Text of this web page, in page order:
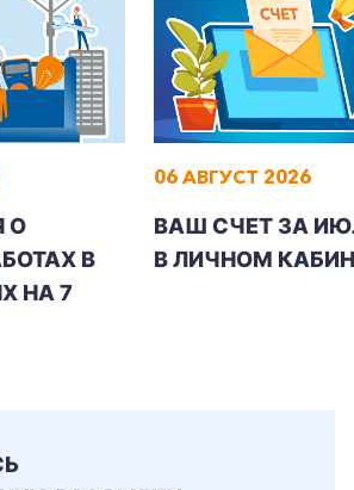
О
В
НА 7
06 АВГУСТ 2026
ВАШ СЧЕТ ЗА
В ЛИЧНОМ